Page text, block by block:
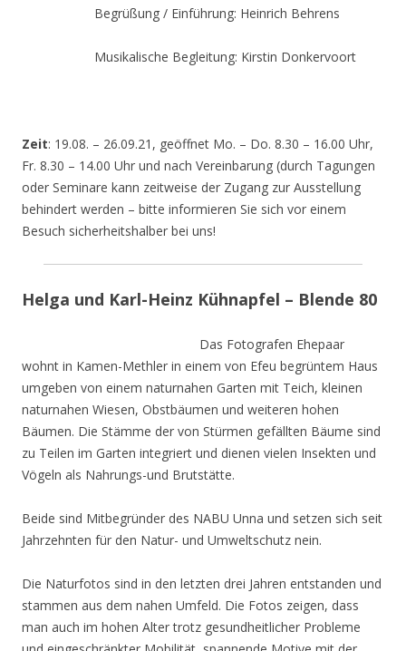
Begrüßung / Einführung: Heinrich Behrens
Musikalische Begleitung: Kirstin Donkervoort
Zeit: 19.08. – 26.09.21, geöffnet Mo. – Do. 8.30 – 16.00 Uhr,
Fr. 8.30 – 14.00 Uhr und nach Vereinbarung (durch Tagungen
oder Seminare kann zeitweise der Zugang zur Ausstellung
behindert werden – bitte informieren Sie sich vor einem
Besuch sicherheitshalber bei uns!
Helga und Karl-Heinz Kühnapfel – Blende 80
Das Fotografen Ehepaar
wohnt in Kamen-Methler in einem von Efeu begrüntem Haus
umgeben von einem naturnahen Garten mit Teich, kleinen
naturnahen Wiesen, Obstbäumen und weiteren hohen
Bäumen. Die Stämme der von Stürmen gefällten Bäume sind
zu Teilen im Garten integriert und dienen vielen Insekten und
Vögeln als Nahrungs-und Brutstätte.
Beide sind Mitbegründer des NABU Unna und setzen sich seit
Jahrzehnten für den Natur- und Umweltschutz nein.
Die Naturfotos sind in den letzten drei Jahren entstanden und
stammen aus dem nahen Umfeld. Die Fotos zeigen, dass
man auch im hohen Alter trotz gesundheitlicher Probleme